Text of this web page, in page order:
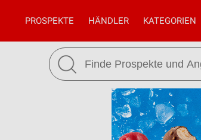
PROSPEKTE HÄNDLER KATEGORIEN